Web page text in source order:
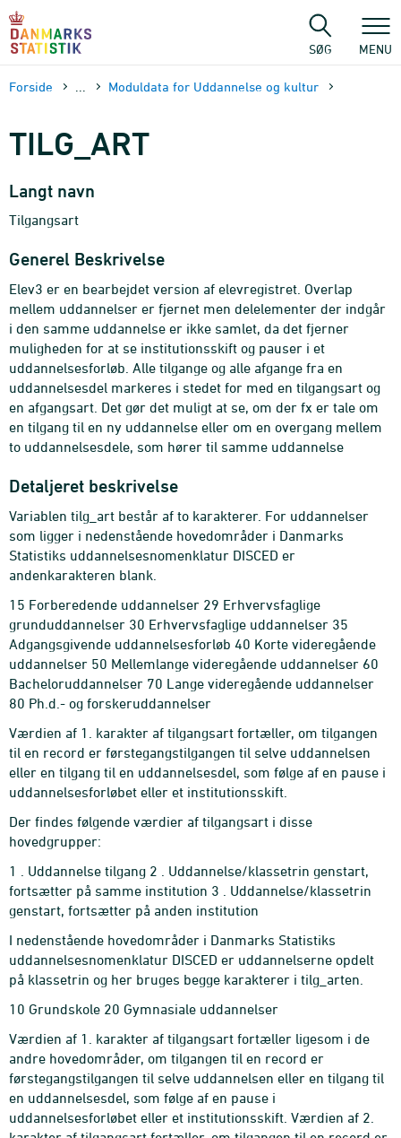
sidens
SØG MENU
Forside Moduldata for Uddannelse og kultur
TILG_ART
Langt navn
Tilgangsart
Generel Beskrivelse
Elev3 er en bearbejdet version af elevregistret. Overlap
mellem uddannelser er fjernet men delelementer der indgår
i den samme uddannelse er ikke samlet, da det fjerner
muligheden for at se institutionsskift og pauser i et
uddannelsesforløb. Alle tilgange og alle afgange fra en
uddannelsesdel markeres i stedet for med en tilgangsart og
en afgangsart. Det gør det muligt at se, om der fx er tale om
en tilgang til en ny uddannelse eller om en overgang mellem
to uddannelsesdele, som hører til samme uddannelse
Detaljeret beskrivelse
Variablen tilg_art består af to karakterer. For uddannelser
som ligger i nedenstående hovedområder i Danmarks
Statistiks uddannelsesnomenklatur DISCED er
andenkarakteren blank.
15 Forberedende uddannelser 29 Erhvervsfaglige
grunduddannelser 30 Erhvervsfaglige uddannelser 35
Adgangsgivende uddannelsesforløb 40 Korte videregående
uddannelser 50 Mellemlange videregående uddannelser 60
Bacheloruddannelser 70 Lange videregående uddannelser
80 Ph.d.- og forskeruddannelser
Værdien af 1. karakter af tilgangsart fortæller, om tilgangen
til en record er førstegangstilgangen til selve uddannelsen
eller en tilgang til en uddannelsesdel, som følge af en pause i
uddannelsesforløbet eller et institutionsskift.
Der findes følgende værdier af tilgangsart i disse
hovedgrupper:
1 . Uddannelse tilgang 2 . Uddannelse/klassetrin genstart,
fortsætter på samme institution 3 . Uddannelse/klassetrin
genstart, fortsætter på anden institution
I nedenstående hovedområder i Danmarks Statistiks
uddannelsesnomenklatur DISCED er uddannelserne opdelt
på klassetrin og her bruges begge karakterer i tilg_arten.
10 Grundskole 20 Gymnasiale uddannelser
Værdien af 1. karakter af tilgangsart fortæller ligesom i de
andre hovedområder, om tilgangen til en record er
førstegangstilgangen til selve uddannelsen eller en tilgang til
en uddannelsesdel, som følge af en pause i
uddannelsesforløbet eller et institutionsskift. Værdien af 2.